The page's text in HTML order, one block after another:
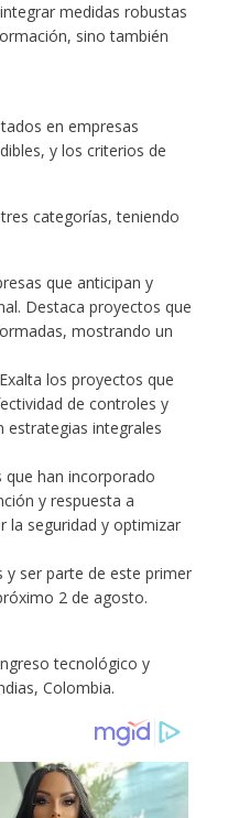
medidas robustas
sino también
en empresas
y los criterios de
categorías, teniendo
que anticipan y
Destaca proyectos que
mostrando un
Exalta los proyectos que
de controles y
estrategias integrales
que han incorporado
y respuesta a
la seguridad y optimizar
y ser parte de este primer
2 de agosto.
tecnológico y
Colombia.